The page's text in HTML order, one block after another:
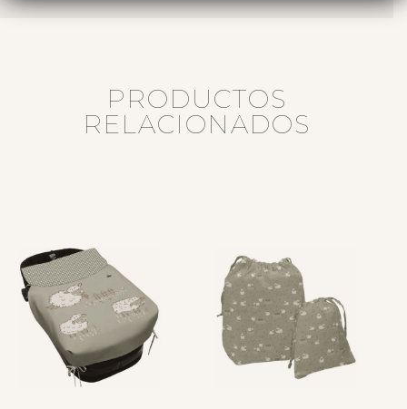
PRODUCTOS
RELACIONADOS